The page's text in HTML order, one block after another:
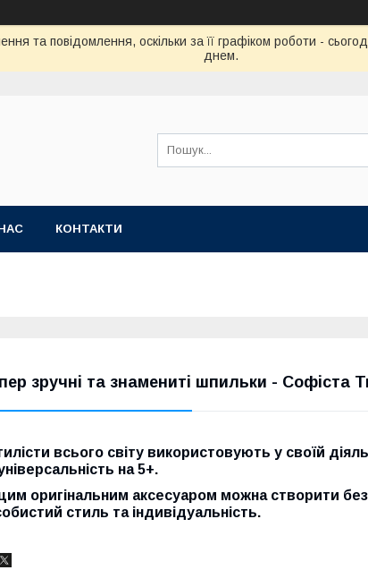
та повідомлення, оскільки за її графіком роботи -
днем.
КОНТАКТИ
зручні та знамениті шпильки - Софіста
всього світу використовують у своїй
універсальність на 5+.
оригінальним аксесуаром можна створити
стиль та індивідуальність.